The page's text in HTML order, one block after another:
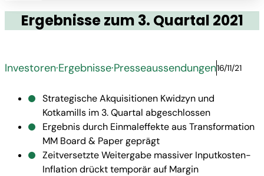
Ergebnisse zum 3. Quartal 2021
Investoren·Ergebnisse·Presseaussendungen16/11/21
Strategische Akquisitionen Kwidzyn und
Kotkamills im 3. Quartal abgeschlossen
Ergebnis durch Einmaleffekte aus Transformation
MM Board & Paper geprägt
Zeitversetzte Weitergabe massiver Inputkosten-
Inflation drückt temporär auf Margin